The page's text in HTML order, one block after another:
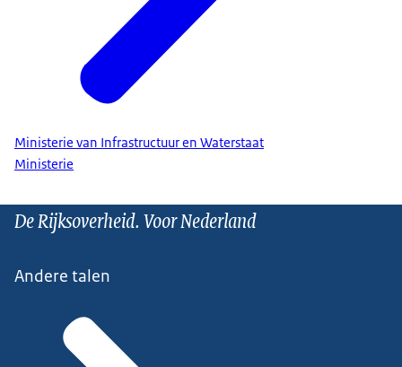
Ministerie van Infrastructuur en Waterstaat
Ministerie
De Rijksoverheid. Voor Nederland
Andere talen